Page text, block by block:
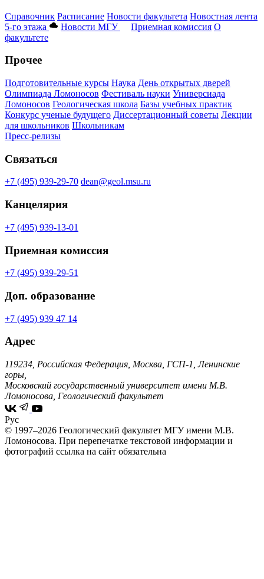
Справочник Расписание Новости факультета Новостная лента
5-го этажа
Новости МГУ Приемная комиссия О
факультете
Прочее
Подготовительные курсы Наука День открытых дверей
Олимпиада Ломоносов Фестиваль науки Универсиада
Ломоносов Геологическая школа Базы учебных практик
Конкурс ученые будущего Диссертационный советы Лекции
для школьников Школьникам
Пресс-релизы
Связаться
+7 (495) 939-29-70 dean@geol.msu.ru
Канцелярия
+7 (495) 939-13-01
Приемная комиссия
+7 (495) 939-29-51
Доп. образование
+7 (495) 939 47 14
Адрес
119234, Российская Федерация, Москва, ГСП-1, Ленинские
горы,
Московский государственный университет имени М.В.
Ломоносова, Геологический факультет
Рус
© 1997–2026 Геологический факультет МГУ имени М.В.
Ломоносова. При перепечатке текстовой информации и
фотографий ссылка на сайт обязательна